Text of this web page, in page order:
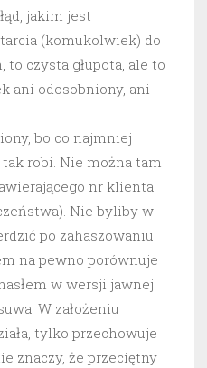
jakim jest
(komukolwiek) do
to czysta głupota, ale to
ani odosobniony, ani
bo co najmniej
robi. Nie można tam
nr klienta
Nie byliby w
po zahaszowaniu
na pewno porównuje
w wersji jawnej.
W założeniu
tylko przechowuje
znaczy, że przeciętny